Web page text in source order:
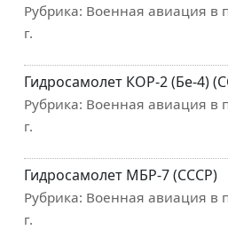
Рубрика: Военная авиация в
г.
Гидросамолет КОР-2 (Бе-4)
Рубрика: Военная авиация в
г.
Гидросамолет МБР-7 (СССР)
Рубрика: Военная авиация в
г.